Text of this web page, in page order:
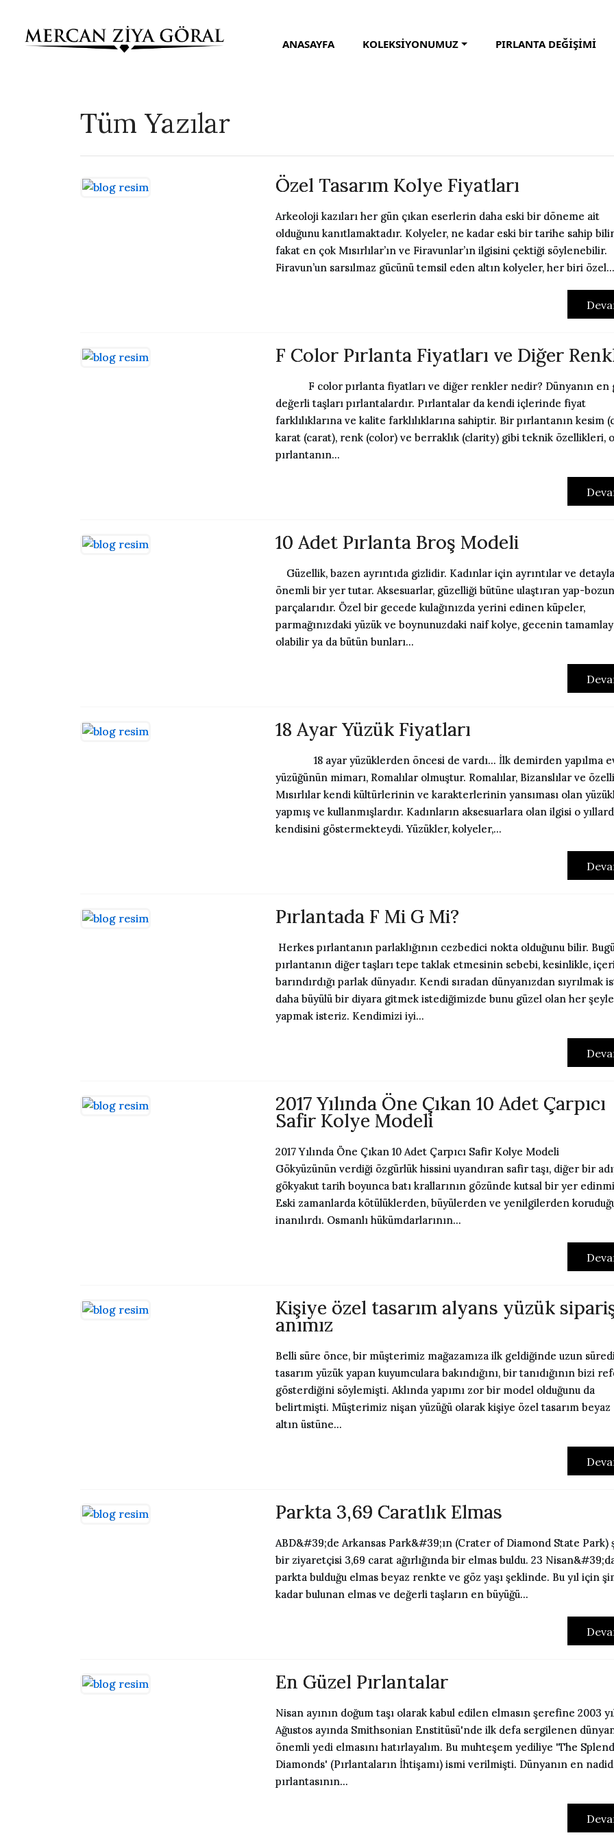
ANASAYFA KOLEKSİYONUMUZ PIRLANTA DEĞİŞİMİ
Tüm Yazılar
Özel Tasarım Kolye Fiyatları
Arkeoloji kazıları her gün çıkan eserlerin daha eski bir döneme ait
olduğunu kanıtlamaktadır. Kolyeler, ne kadar eski bir tarihe sahip
fakat en çok Mısırlılar’ın ve Firavunlar’ın ilgisini çektiği söylenebilir.
Firavun’un sarsılmaz gücünü temsil eden altın kolyeler, her biri özel...
F Color Pırlanta Fiyatları ve Diğer
F color pırlanta fiyatları ve diğer renkler nedir? Dünyanın en
değerli taşları pırlantalardır. Pırlantalar da kendi içlerinde fiyat
farklılıklarına ve kalite farklılıklarına sahiptir. Bir pırlantanın kesim
karat (carat), renk (color) ve berraklık (clarity) gibi teknik özellikleri, o
pırlantanın...
10 Adet Pırlanta Broş Modeli
Güzellik, bazen ayrıntıda gizlidir. Kadınlar için ayrıntılar ve
önemli bir yer tutar. Aksesuarlar, güzelliği bütüne ulaştıran yap-
parçalarıdır. Özel bir gecede kulağınızda yerini edinen küpeler,
parmağınızdaki yüzük ve boynunuzdaki naif kolye, gecenin
olabilir ya da bütün bunları...
18 Ayar Yüzük Fiyatları
18 ayar yüzüklerden öncesi de vardı… İlk demirden yapılma
yüzüğünün mimarı, Romalılar olmuştur. Romalılar, Bizanslılar ve
Mısırlılar kendi kültürlerinin ve karakterlerinin yansıması olan
yapmış ve kullanmışlardır. Kadınların aksesuarlara olan ilgisi o
kendisini göstermekteydi. Yüzükler, kolyeler,...
Pırlantada F Mi G Mi?
Herkes pırlantanın parlaklığının cezbedici nokta olduğunu bilir.
pırlantanın diğer taşları tepe taklak etmesinin sebebi, kesinlikle,
barındırdığı parlak dünyadır. Kendi sıradan dünyanızdan sıyrılmak
daha büyülü bir diyara gitmek istediğimizde bunu güzel olan her şeyle
yapmak isteriz. Kendimizi iyi...
2017 Yılında Öne Çıkan 10 Adet Çarpıcı
Safir Kolye Modeli
2017 Yılında Öne Çıkan 10 Adet Çarpıcı Safir Kolye Modeli
Gökyüzünün verdiği özgürlük hissini uyandıran safir taşı, diğer bir
gökyakut tarih boyunca batı krallarının gözünde kutsal bir yer
Eski zamanlarda kötülüklerden, büyülerden ve yenilgilerden
inanılırdı. Osmanlı hükümdarlarının...
Kişiye özel tasarım alyans yüzük
anımız
Belli süre önce, bir müşterimiz mağazamıza ilk geldiğinde uzun
tasarım yüzük yapan kuyumculara bakındığını, bir tanıdığının bizi
gösterdiğini söylemişti. Aklında yapımı zor bir model olduğunu da
belirtmişti. Müşterimiz nişan yüzüğü olarak kişiye özel tasarım beyaz
altın üstüne...
Parkta 3,69 Caratlık Elmas
ABD&#39;de Arkansas Park&#39;ın (Crater of Diamond State Park)
bir ziyaretçisi 3,69 carat ağırlığında bir elmas buldu. 23
parkta bulduğu elmas beyaz renkte ve göz yaşı şeklinde. Bu yıl için
kadar bulunan elmas ve değerli taşların en büyüğü...
En Güzel Pırlantalar
Nisan ayının doğum taşı olarak kabul edilen elmasın şerefine 2003
Ağustos ayında Smithsonian Enstitüsü'nde ilk defa sergilenen
önemli yedi elmasını hatırlayalım. Bu muhteşem yediliye 'The
Diamonds' (Pırlantaların İhtişamı) ismi verilmişti. Dünyanın en
pırlantasının...